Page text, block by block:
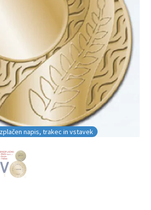
medalj, plaket
medalj
in piškotki
napis, trakec in vstavek